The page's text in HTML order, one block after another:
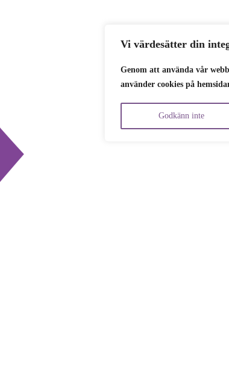
Vi värdesätter din
Genom att använda vår
använder cookies på
Godkänn inte